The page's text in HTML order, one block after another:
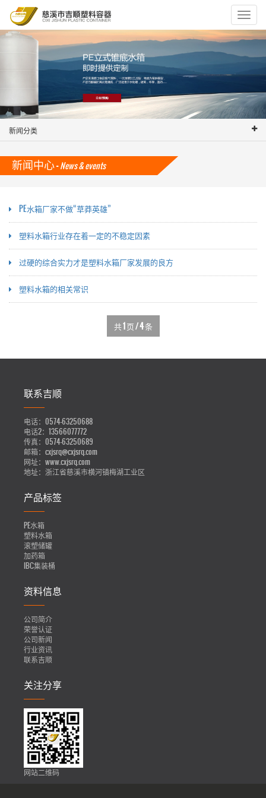
Toggle
新闻分类
新闻中心 -News & events
PE水箱厂家不做“草莽英雄”
塑料水箱行业存在着一定的不稳定因素
过硬的综合实力才是塑料水箱厂家发展的良方
塑料水箱的相关常识
共1页 /4条
联系吉顺
电话： 0574-63250688
电话2： 13566077772
传真： 0574-63250689
邮箱： cxjsrq@cxjsrq.com
网址： www.cxjsrq.com
地址： 浙江省慈溪市横河镇梅湖工业区
产品标签
PE水箱
塑料水箱
滚塑储罐
加药箱
IBC集装桶
资料信息
公司简介
荣誉认证
公司新闻
行业资讯
联系吉顺
关注分享
网站二维码